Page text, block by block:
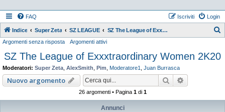
FAQ Login
Iscriviti
Indice Super Zeta SZ LEAGUE SZ The League of Exxxtraordinary Women 2K20
Argomenti senza risposta Argomenti attivi
SZ The League of Exxxtraordinary Women 2K20
Moderatori: Super Zeta AlexSmith Pim Moderatore1 Juan Burrasca
Nuovo argomento Cerca
26 argomenti • Pagina 1di 1
Annunci